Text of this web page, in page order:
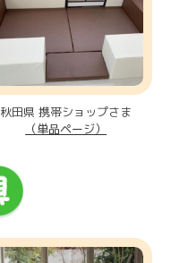
秋田県 携帯ショップさま
（単品ページ）